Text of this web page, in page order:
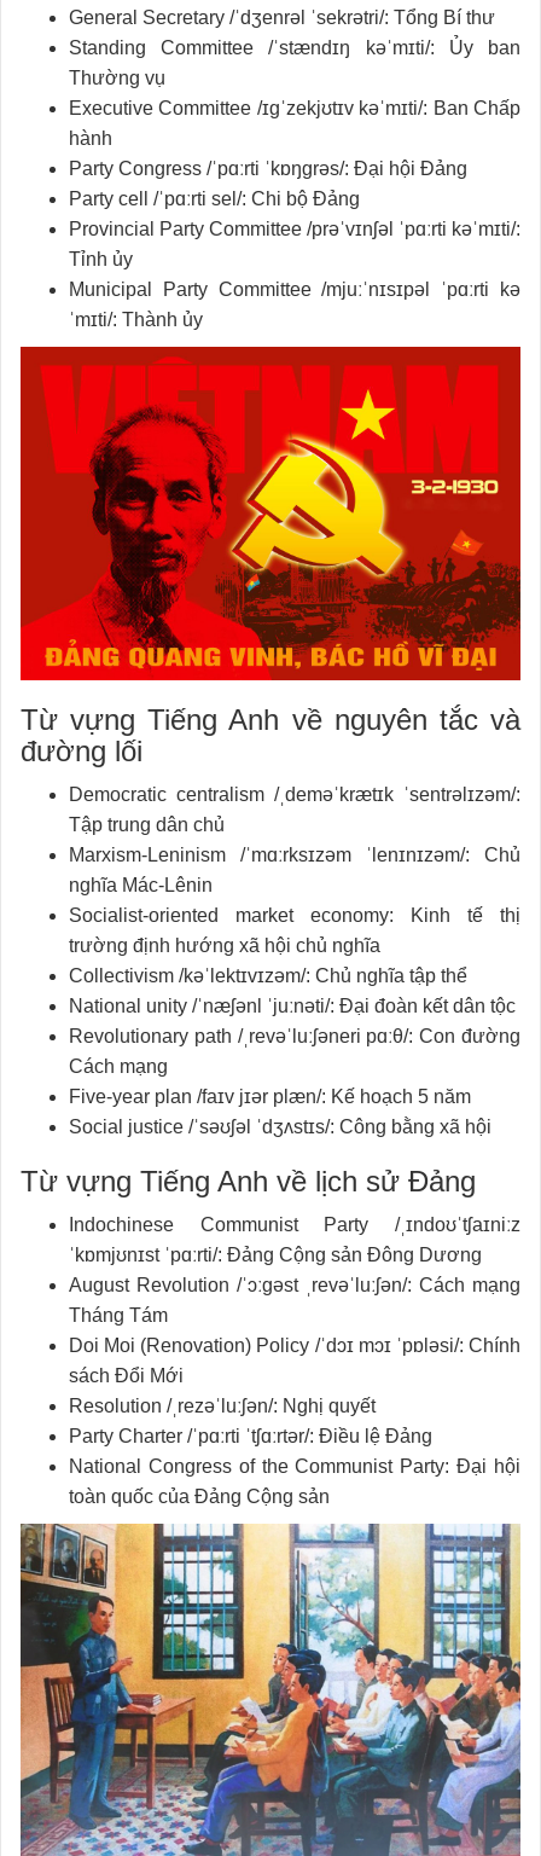
General Secretary /ˈdʒenrəl ˈsekrətri/: Tổng Bí thư
Standing Committee /ˈstændɪŋ kəˈmɪti/: Ủy ban
Thường vụ
Executive Committee /ɪɡˈzekjʊtɪv kəˈmɪti/: Ban Chấp
hành
Party Congress /ˈpɑːrti ˈkɒŋɡrəs/: Đại hội Đảng
Party cell /ˈpɑːrti sel/: Chi bộ Đảng
Provincial Party Committee /prəˈvɪnʃəl ˈpɑːrti kəˈmɪti/:
Tỉnh ủy
Municipal Party Committee /mjuːˈnɪsɪpəl ˈpɑːrti kə
ˈmɪti/: Thành ủy
Từ vựng Tiếng Anh về nguyên tắc và
đường lối
Democratic centralism /ˌdeməˈkrætɪk ˈsentrəlɪzəm/:
Tập trung dân chủ
Marxism-Leninism /ˈmɑːrksɪzəm ˈlenɪnɪzəm/: Chủ
nghĩa Mác-Lênin
Socialist-oriented market economy: Kinh tế thị
trường định hướng xã hội chủ nghĩa
Collectivism /kəˈlektɪvɪzəm/: Chủ nghĩa tập thể
National unity /ˈnæʃənl ˈjuːnəti/: Đại đoàn kết dân tộc
Revolutionary path /ˌrevəˈluːʃəneri pɑːθ/: Con đường
Cách mạng
Five-year plan /faɪv jɪər plæn/: Kế hoạch 5 năm
Social justice /ˈsəʊʃəl ˈdʒʌstɪs/: Công bằng xã hội
Từ vựng Tiếng Anh về lịch sử Đảng
Indochinese Communist Party /ˌɪndoʊˈtʃaɪniːz
ˈkɒmjʊnɪst ˈpɑːrti/: Đảng Cộng sản Đông Dương
August Revolution /ˈɔːɡəst ˌrevəˈluːʃən/: Cách mạng
Tháng Tám
Doi Moi (Renovation) Policy /ˈdɔɪ mɔɪ ˈpɒləsi/: Chính
sách Đổi Mới
Resolution /ˌrezəˈluːʃən/: Nghị quyết
Party Charter /ˈpɑːrti ˈtʃɑːrtər/: Điều lệ Đảng
National Congress of the Communist Party: Đại hội
toàn quốc của Đảng Cộng sản